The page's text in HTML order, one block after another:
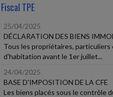
Fiscal TPE
25/04/2025
DÉCLARATION DES BIENS
Tous les propriétaires,
d'habitation avant le 1er juillet...
24/04/2025
BASE D'IMPOSITION DE LA CFE
Les biens placés sous le contrôle